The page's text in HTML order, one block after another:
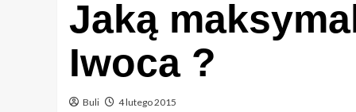
Jaką
Iwoca ?
Buli 4 lutego 2015